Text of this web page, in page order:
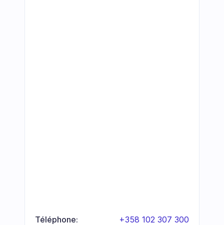
Téléphone: +358 102 307 300